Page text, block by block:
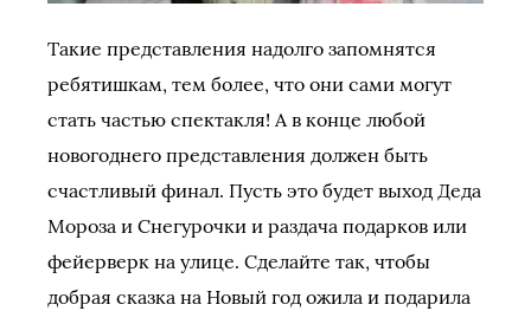
Такие представления надолго запомнятся
ребятишкам, тем более, что они сами могут
стать частью спектакля! А в конце любой
новогоднего представления должен быть
счастливый финал. Пусть это будет выход Деда
Мороза и Снегурочки и раздача подарков или
фейерверк на улице. Сделайте так, чтобы
добрая сказка на Новый год ожила и подарила